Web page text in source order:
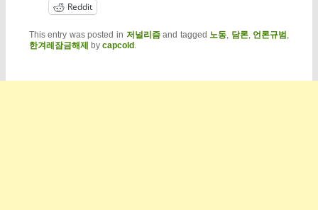
Reddit
This entry was posted in 저널리즘and tagged노동, 담론, 언론규범 ,
한겨레잠금해제 by capcold .